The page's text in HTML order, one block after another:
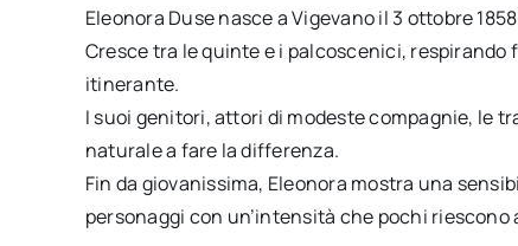
Eleonora Duse nasce a Vigevano il 3 ottobre
Cresce tra le quinte e i palcoscenici, respirando
itinerante.
I suoi genitori, attori di modeste compagnie, le
naturale a fare la differenza.
Fin da giovanissima, Eleonora mostra una
personaggi con un’intensità che pochi riescono